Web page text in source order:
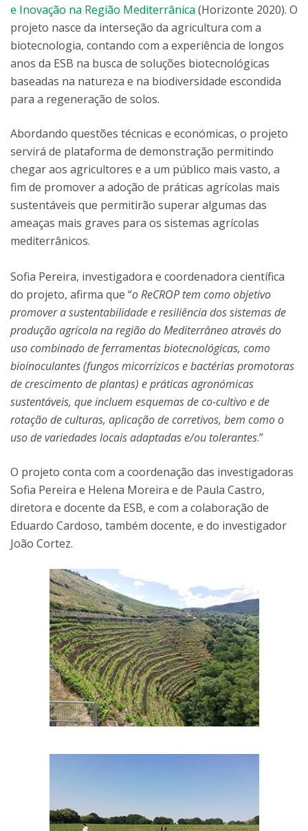
e Inovação na Região Mediterrânica (Horizonte 2020). O
projeto nasce da interseção da agricultura com a
biotecnologia, contando com a experiência de longos
anos da ESB na busca de soluções biotecnológicas
baseadas na natureza e na biodiversidade escondida
para a regeneração de solos.
Abordando questões técnicas e económicas, o projeto
servirá de plataforma de demonstração permitindo
chegar aos agricultores e a um público mais vasto, a
fim de promover a adoção de práticas agrícolas mais
sustentáveis que permitirão superar algumas das
ameaças mais graves para os sistemas agrícolas
mediterrânicos.
Sofia Pereira, investigadora e coordenadora científica
do projeto, afirma que “o ReCROP tem como objetivo
promover a sustentabilidade e resiliência dos sistemas de
produção agrícola na região do Mediterrâneo através do
uso combinado de ferramentas biotecnológicas, como
bioinoculantes (fungos micorrízicos e bactérias promotoras
de crescimento de plantas) e práticas agronómicas
sustentáveis, que incluem esquemas de co-cultivo e de
rotação de culturas, aplicação de corretivos, bem como o
uso de variedades locais adaptadas e/ou tolerantes.”
O projeto conta com a coordenação das investigadoras
Sofia Pereira e Helena Moreira e de Paula Castro,
diretora e docente da ESB, e com a colaboração de
Eduardo Cardoso, também docente, e do investigador
João Cortez.